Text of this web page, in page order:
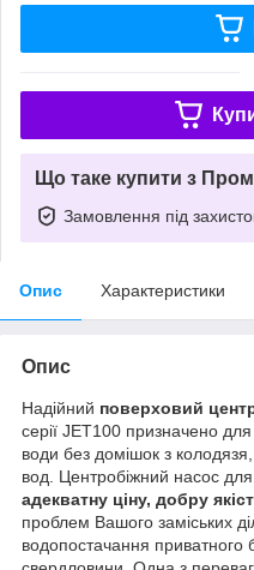
Що таке купити з
Замовлення під
Опис Характеристики
Опис
Надійний поверховий
серії JET100 призначено
води без домішок з
вод. Центробіжний насос
адекватну ціну, добру
проблем Вашого заміських
водопостачання приватного